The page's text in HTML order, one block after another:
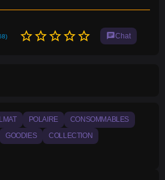
star_borderstar_borderstar_borderstar_borderstar_border chatChat
POLAIRE CONSOMMABLES
GOODIES COLLECTION